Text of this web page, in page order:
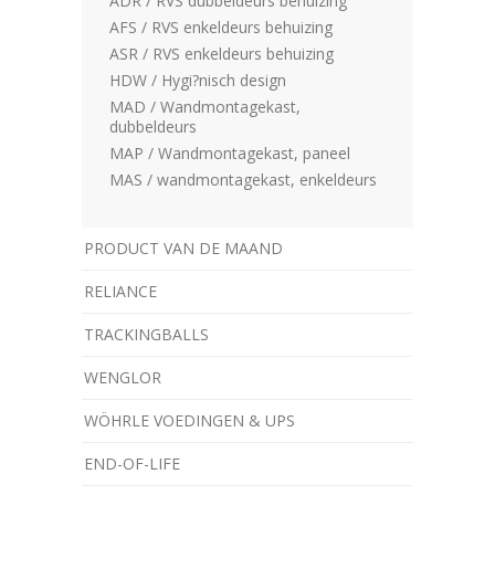
AFS / RVS enkeldeurs behuizing
ASR / RVS enkeldeurs behuizing
HDW / Hygi?nisch design
MAD / Wandmontagekast,
dubbeldeurs
MAP / Wandmontagekast, paneel
MAS / wandmontagekast, enkeldeurs
PRODUCT VAN DE MAAND
RELIANCE
TRACKINGBALLS
WENGLOR
WÖHRLE VOEDINGEN & UPS
­END-OF-LIFE